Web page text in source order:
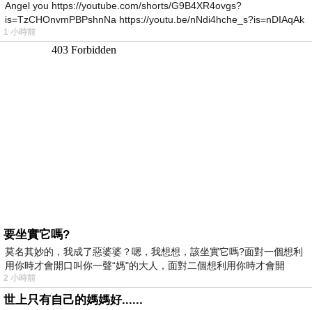
Angel you https://youtube.com/shorts/G9B4XR4ovgs?
is=TzCHOnvmPBPshnNa https://youtu.be/nNdi4hche_s?is=nDIAqAk
1 小時前
要坐實它嗎?
莫名其妙的，我成了惡婆婆？嗯，我想想，該坐實它嗎?面對一個想利
用你時才會開口叫你一聲“媽"的大人，面對二個想利用你時才會開
2 小時前
世上只有自己的媽媽好......